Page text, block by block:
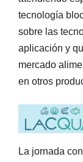
tecnología
sobre las
aplicación y
mercado
en otros
La jornada